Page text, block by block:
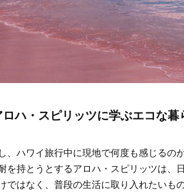
ハ・スピリッツに学ぶエコな暮
、ハワイ旅行中に現地で何度も感じるの
を持とうとするアロハ・スピリッツは、
ではなく、普段の生活に取り入れたいも